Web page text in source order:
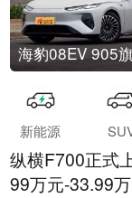
海豹08EV 905
新能源
纵横F700正式
99万元-33.99